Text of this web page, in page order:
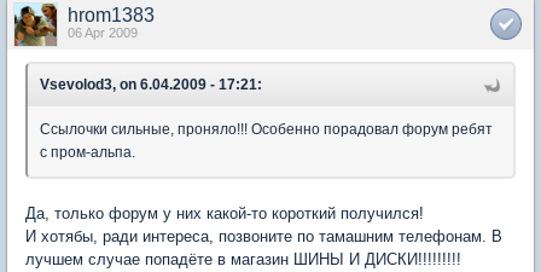
hrom1383
06 Apr 2009
Vsevolod3, on 6.04.2009 - 17:21:
Ссылочки сильные, проняло!!! Особенно порадовал форум ребят
с пром-альпа.
Да, только форум у них какой-то короткий получился!
И хотябы, ради интереса, позвоните по тамашним телефонам. В
лучшем случае попадёте в магазин ШИНЫ И ДИСКИ!!!!!!!!!